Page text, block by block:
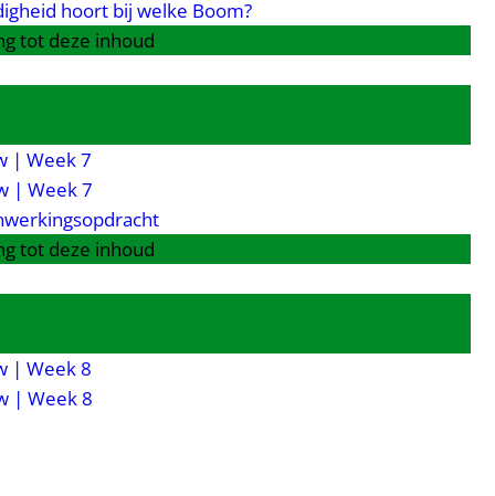
hoort bij welke Boom?
tot deze inhoud
| Week 7
| Week 7
tot deze inhoud
| Week 8
| Week 8